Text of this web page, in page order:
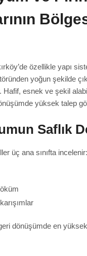
özellikle yapı
yoğun şekilde
Hafif, esnek ve şekil
yüksek talep
Saflık
üç ana sınıfta incelenir:
dönüşümde en yüksek